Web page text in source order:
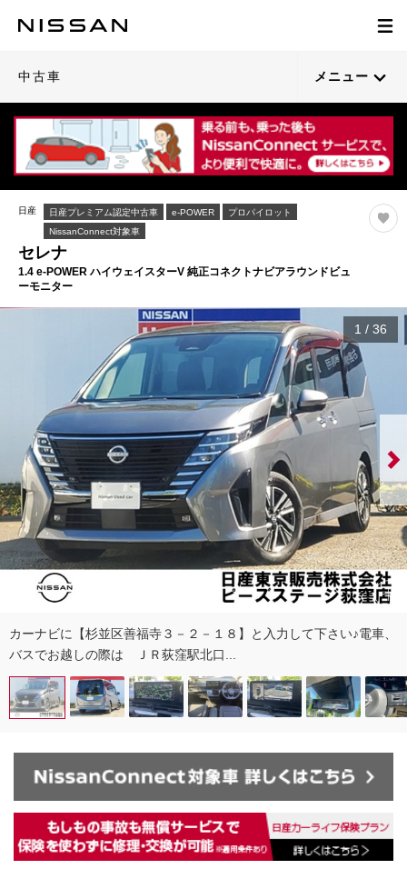
中古車 メニュー
日産 日産プレミアム認定中古車 e-POWER
プロパイロット
NissanConnect対象車
セレナ
1.4 e-POWER ハイウェイスターV 純正コネクトナビアラウンドビュ
ーモニター
1 / 36
カーナビに【杉並区善福寺３－２－１８】と入力して下さい♪電車、
バスでお越しの際は ＪＲ荻窪駅北口...